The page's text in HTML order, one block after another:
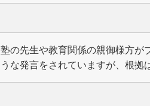
塾の先生や教育関係の親御様方が
うな発言をされていますが、根拠